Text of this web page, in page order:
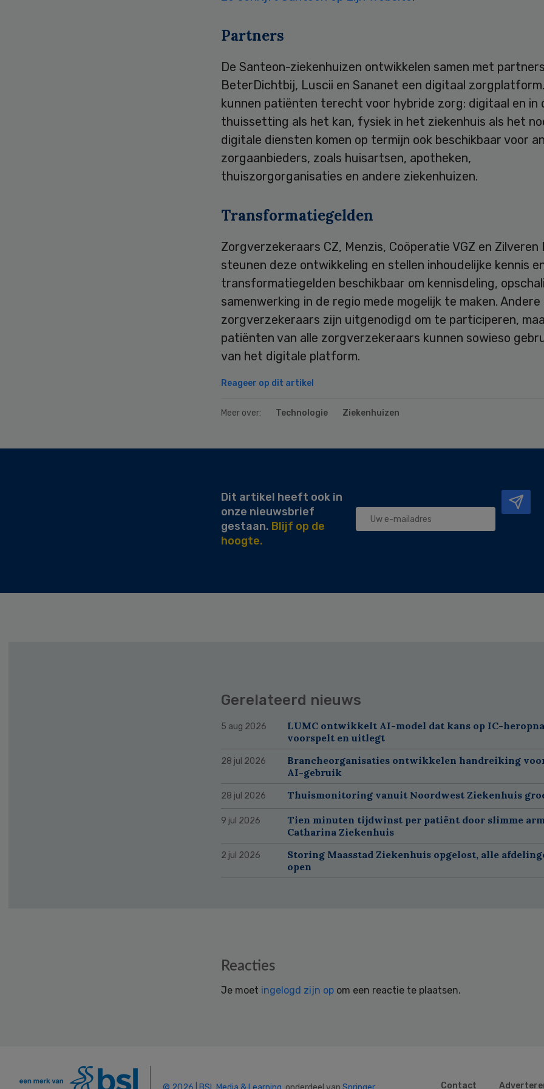
Partners
De Santeon-ziekenhuizen ontwikkelen samen met partners
BeterDichtbij, Luscii en Sananet een digitaal
kunnen patiënten terecht voor hybride zorg: digitaal en in
thuissetting als het kan, fysiek in het ziekenhuis als het
digitale diensten komen op termijn ook beschikbaar voor
zorgaanbieders, zoals huisartsen, apotheken,
thuiszorgorganisaties en andere ziekenhuizen.
Transformatiegelden
Zorgverzekeraars CZ, Menzis, Coöperatie VGZ en Zilveren
steunen deze ontwikkeling en stellen inhoudelijke kennis
transformatiegelden beschikbaar om kennisdeling,
samenwerking in de regio mede mogelijk te maken. Andere
zorgverzekeraars zijn uitgenodigd om te participeren,
patiënten van alle zorgverzekeraars kunnen sowieso
van het digitale platform.
Reageer op dit artikel
Meer over: Technologie Ziekenhuizen
Dit artikel heeft ook in
onze nieuwsbrief
gestaan. Blijf op de
hoogte.
Gerelateerd nieuws
5 aug 2026
LUMC ontwikkelt AI-model dat kans op IC-
voorspelt en uitlegt
28 jul 2026
Brancheorganisaties ontwikkelen handreiking
AI-gebruik
28 jul 2026 Thuismonitoring vanuit Noordwest Ziekenhuis
9 jul 2026
Tien minuten tijdwinst per patiënt door slimme
Catharina Ziekenhuis
2 jul 2026
Storing Maasstad Ziekenhuis opgelost, alle
open
Reacties
Je moet ingelogd zijn op om een reactie te plaatsen.
Contact